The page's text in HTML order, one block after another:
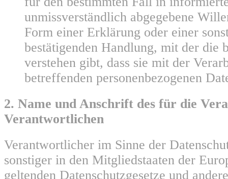
unmissverständlich abgegebene
Form einer Erklärung oder einer
bestätigenden Handlung, mit der die
verstehen gibt, dass sie mit der
betreffenden personenbezogenen
2. Name und Anschrift des für die
Verantwortlichen
Verantwortlicher im Sinne der
sonstiger in den Mitgliedstaaten der
geltenden Datenschutzgesetze und